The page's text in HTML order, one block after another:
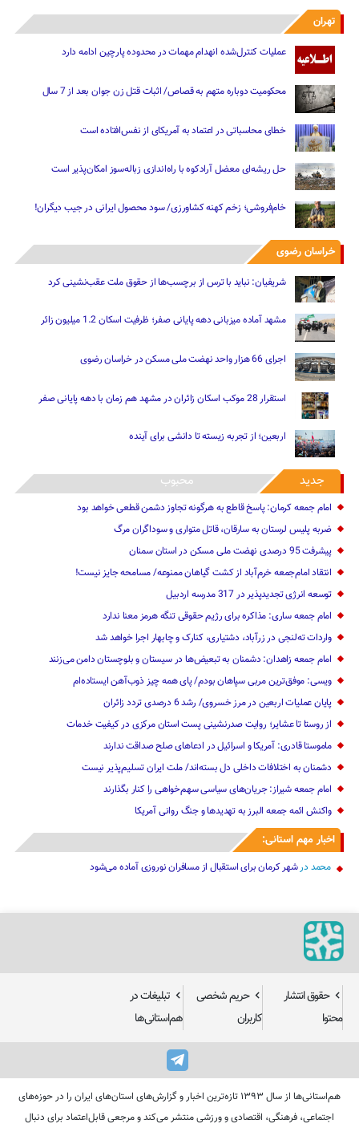
تهران
عملیات کنترل‌شده انهدام مهمات در محدوده پارچین ادامه دارد
محکومیت دوباره متهم به قصاص/ اثبات قتل زن جوان بعد از 7 سال
خطای محاسباتی در اعتماد به آمریکای از نفس‌افتاده است
حل ریشه‌ای معضل آرادکوه با راه‌اندازی زباله‌سوز امکان‌پذیر است
خام‌فروشی؛ زخم کهنه کشاورزی/ سود محصول ایرانی در جیب دیگران!
خراسان رضوی
شریفیان: نباید با ترس از برچسب‌ها از حقوق ملت عقب‌نشینی کرد
مشهد آماده میزبانی دهه پایانی صفر؛ ظرفیت اسکان 1.2 میلیون زائر
اجرای 66 هزار واحد نهضت ملی مسکن در خراسان رضوی
استقرار 28 موکب اسکان زائران در مشهد هم زمان با دهه پایانی صفر
اربعین؛ از تجربه زیسته تا دانشی برای آینده
جدید محبوب
امام جمعه کرمان: پاسخ قاطع به هرگونه تجاوز دشمن قطعی خواهد بود
ضربه پلیس لرستان به سارقان، قاتل متواری و سوداگران مرگ
پیشرفت 95 درصدی نهضت ملی مسکن در استان سمنان
انتقاد امام‌جمعه خرم‌آباد از کشت گیاهان ممنوعه/ مسامحه جایز نیست!
توسعه انرژی تجدیدپذیر در 317 مدرسه اردبیل
امام جمعه ساری: مذاکره برای رژیم حقوقی تنگه هرمز معنا ندارد
واردات ته‌لنجی در زرآباد، دشتیاری، کنارک و چابهار اجرا خواهد شد‌
امام جمعه زاهدان: دشمنان به تبعیض‌ها در سیستان و بلوچستان دامن می‌زنند
ویسی: موفق‌ترین مربی سپاهان بودم/ پای همه چیز ذوب‌آهن ایستاده‌ام
پایان عملیات اربعین در مرز خسروی/ رشد 6 درصدی تردد زائران
از روستا تا عشایر؛ روایت صدرنشینی پست استان مرکزی در کیفیت خدمات
ماموستا قادری: آمریکا و اسرائیل در ادعاهای صلح صداقت ندارند
دشمنان به اختلافات داخلی دل بسته‌اند/ ملت ایران تسلیم‌پذیر نیست
امام جمعه شیراز: جریان‌های سیاسی سهم‌خواهی را کنار بگذارند
واکنش ائمه جمعه البرز به تهدیدها و جنگ روانی آمریکا
اخبار مهم استانی:
محمد درشهر کرمان برای استقبال از مسافران نوروزی آماده می‌شود
حقوق انتشار
محتوا
حریم شخصی
کاربران
تبلیغات در
هم‌استانی‌ها
هم‌استانی‌ها از سال ۱۳۹۳ تازه‌ترین اخبار و گزارش‌های استان‌های ایران را در حوزه‌های
اجتماعی، فرهنگی، اقتصادی و ورزشی منتشر می‌کند و مرجعی قابل‌اعتماد برای دنبال